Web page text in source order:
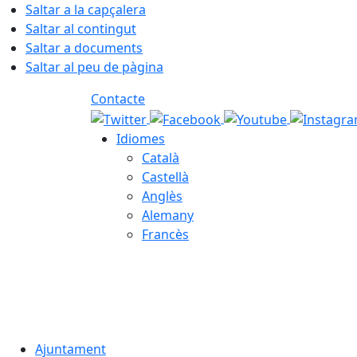
Saltar a la capçalera
Saltar al contingut
Saltar a documents
Saltar al peu de pàgina
Contacte
Idiomes
Català
Castellà
Anglès
Alemany
Francès
Ajuntament